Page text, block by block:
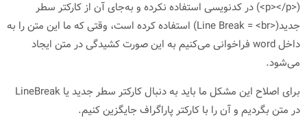
(<p></p>) در کدنویسی استفاده نکرده و به‌جای آن از کارکتر سطر
جدید(<Line Break = <br) استفاده کرده است، وقتی که ما این متن را به
داخل word فراخوانی می‌کنیم به این صورت کشیدگی در متن ایجاد
می‌شود.
برای اصلاح این مشکل ما باید به دنبال کارکتر سطر جدید یا LineBreak
در متن بگردیم و آن را با کارکتر پاراگراف جایگزین کنیم.